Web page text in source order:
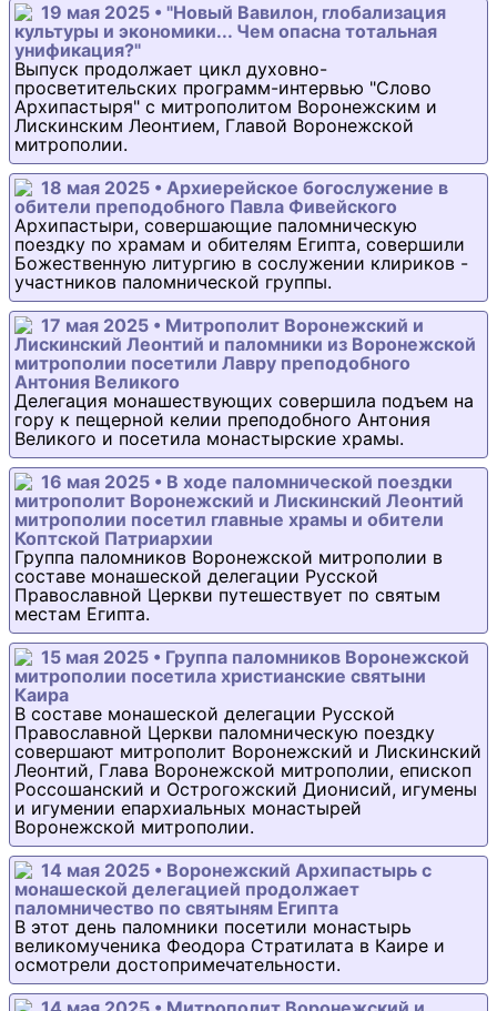
19 мая 2025 • "Новый Вавилон, глобализация
культуры и экономики... Чем опасна тотальная
унификация?"
Выпуск продолжает цикл духовно-
просветительских программ-интервью "Слово
Архипастыря" с митрополитом Воронежским и
Лискинским Леонтием, Главой Воронежской
митрополии.
18 мая 2025 • Архиерейское богослужение в
обители преподобного Павла Фивейского
Архипастыри, совершающие паломническую
поездку по храмам и обителям Египта, совершили
Божественную литургию в сослужении клириков -
участников паломнической группы.
17 мая 2025 • Митрополит Воронежский и
Лискинский Леонтий и паломники из Воронежской
митрополии посетили Лавру преподобного
Антония Великого
Делегация монашествующих совершила подъем на
гору к пещерной келии преподобного Антония
Великого и посетила монастырские храмы.
16 мая 2025 • В ходе паломнической поездки
митрополит Воронежский и Лискинский Леонтий
митрополии посетил главные храмы и обители
Коптской Патриархии
Группа паломников Воронежской митрополии в
составе монашеской делегации Русской
Православной Церкви путешествует по святым
местам Египта.
15 мая 2025 • Группа паломников Воронежской
митрополии посетила христианские святыни
Каира
В составе монашеской делегации Русской
Православной Церкви паломническую поездку
совершают митрополит Воронежский и Лискинский
Леонтий, Глава Воронежской митрополии, епископ
Россошанский и Острогожский Дионисий, игумены
и игумении епархиальных монастырей
Воронежской митрополии.
14 мая 2025 • Воронежский Архипастырь с
монашеской делегацией продолжает
паломничество по святыням Египта
В этот день паломники посетили монастырь
великомученика Феодора Стратилата в Каире и
осмотрели достопримечательности.